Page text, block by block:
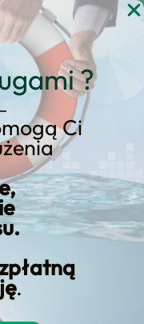
?
Ci
.
–
i znajdź
–